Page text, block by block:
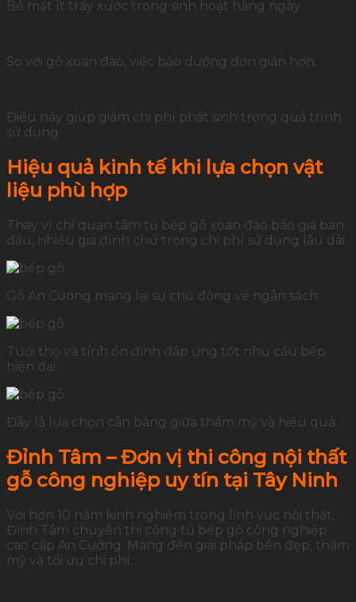
Bề mặt ít trầy xước trong sinh hoạt hằng ngày.
So với gỗ xoan đào, việc bảo dưỡng đơn giản hơn.
Điều này giúp giảm chi phí phát sinh trong quá trình
sử dụng.
Hiệu quả kinh tế khi lựa chọn vật
liệu phù hợp
Thay vì chỉ quan tâm tủ bếp gỗ xoan đào báo giá ban
đầu, nhiều gia đình chú trọng chi phí sử dụng lâu dài.
Gỗ An Cường mang lại sự chủ động về ngân sách.
Tuổi thọ và tính ổn định đáp ứng tốt nhu cầu bếp
hiện đại.
Đây là lựa chọn cân bằng giữa thẩm mỹ và hiệu quả.
Đỉnh Tâm – Đơn vị thi công nội thất
gỗ công nghiệp uy tín tại Tây Ninh
Với hơn 10 năm kinh nghiệm trong lĩnh vực nội thất,
Đỉnh Tâm chuyên thi công tủ bếp gỗ công nghiệp
cao cấp An Cường. Mang đến giải pháp bền đẹp, thẩm
mỹ và tối ưu chi phí.